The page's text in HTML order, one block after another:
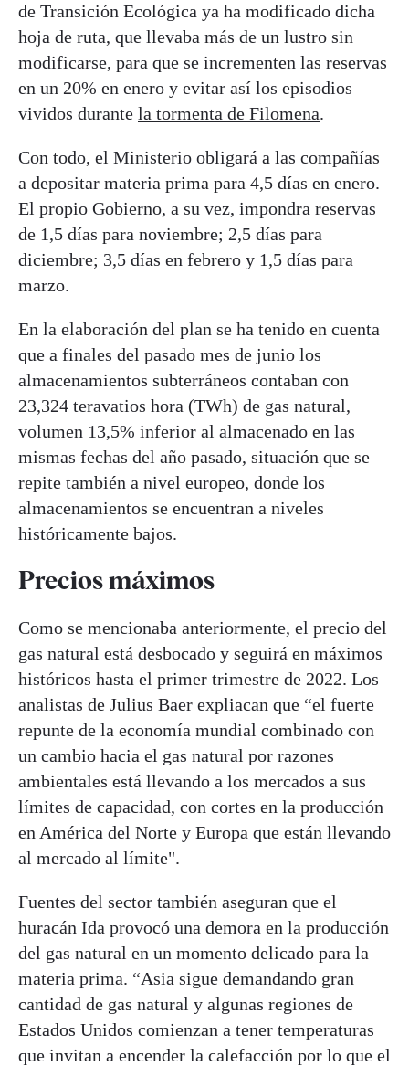
de Transición Ecológica ya ha modificado dicha
hoja de ruta, que llevaba más de un lustro sin
modificarse, para que se incrementen las reservas
en un 20% en enero y evitar así los episodios
vividos durante la tormenta de Filomena.
Con todo, el Ministerio obligará a las compañías
a depositar materia prima para 4,5 días en enero.
El propio Gobierno, a su vez, impondra reservas
de 1,5 días para noviembre; 2,5 días para
diciembre; 3,5 días en febrero y 1,5 días para
marzo.
En la elaboración del plan se ha tenido en cuenta
que a finales del pasado mes de junio los
almacenamientos subterráneos contaban con
23,324 teravatios hora (TWh) de gas natural,
volumen 13,5% inferior al almacenado en las
mismas fechas del año pasado, situación que se
repite también a nivel europeo, donde los
almacenamientos se encuentran a niveles
históricamente bajos.
Precios máximos
Como se mencionaba anteriormente, el precio del
gas natural está desbocado y seguirá en máximos
históricos hasta el primer trimestre de 2022. Los
analistas de Julius Baer expliacan que “el fuerte
repunte de la economía mundial combinado con
un cambio hacia el gas natural por razones
ambientales está llevando a los mercados a sus
límites de capacidad, con cortes en la producción
en América del Norte y Europa que están llevando
al mercado al límite".
Fuentes del sector también aseguran que el
huracán Ida provocó una demora en la producción
del gas natural en un momento delicado para la
materia prima. “Asia sigue demandando gran
cantidad de gas natural y algunas regiones de
Estados Unidos comienzan a tener temperaturas
que invitan a encender la calefacción por lo que el